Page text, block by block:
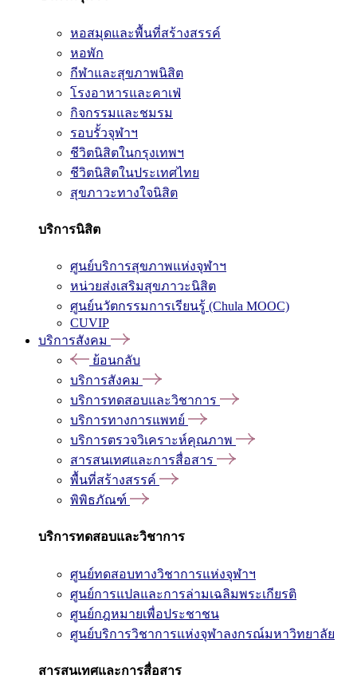
หอสมุดและพื้นที่สร้างสรรค์
หอพัก
กีฬาและสุขภาพนิสิต
โรงอาหารและคาเฟ่
กิจกรรมและชมรม
รอบรั้วจุฬาฯ
ชีวิตนิสิตในกรุงเทพฯ
ชีวิตนิสิตในประเทศไทย
สุขภาวะทางใจนิสิต
บริการนิสิต
ศูนย์บริการสุขภาพแห่งจุฬาฯ
หน่วยส่งเสริมสุขภาวะนิสิต
ศูนย์นวัตกรรมการเรียนรู้ (Chula MOOC)
CUVIP
บริการสังคม
ย้อนกลับ
บริการสังคม
บริการทดสอบและวิชาการ
บริการทางการแพทย์
บริการตรวจวิเคราะห์คุณภาพ
สารสนเทศและการสื่อสาร
พื้นที่สร้างสรรค์
พิพิธภัณฑ์
บริการทดสอบและวิชาการ
ศูนย์ทดสอบทางวิชาการแห่งจุฬาฯ
ศูนย์การแปลและการล่ามเฉลิมพระเกียรติ
ศูนย์กฎหมายเพื่อประชาชน
ศูนย์บริการวิชาการแห่งจุฬาลงกรณ์มหาวิทยาลัย
สารสนเทศและการสื่อสาร